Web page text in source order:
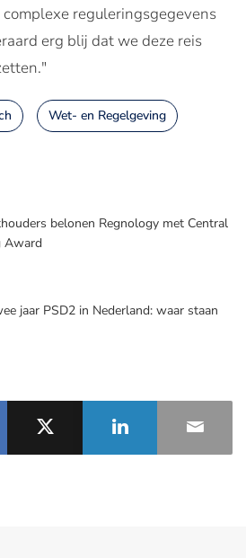
reguleringsgegevens
erg blij dat we deze reis
Wet- en Regelgeving
belonen Regnology met Central
Award
jaar PSD2 in Nederland: waar staan